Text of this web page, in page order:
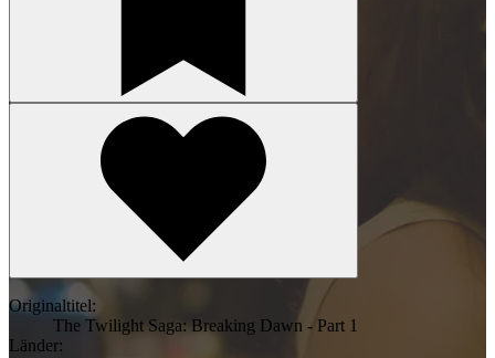
Originaltitel:
The Twilight Saga: Breaking Dawn - Part 1
Länder: